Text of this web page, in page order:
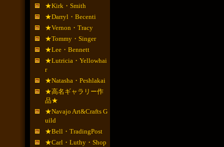
★Kirk・Smith
★Darryl・Becenti
★Vernon・Tracy
★Tommy・Singer
★Lee・Bennett
★Lutricia・Yellowhai
r
★Natasha・Peshlakai
★高名ギャラリー作
品★
★Navajo Art&Crafts G
uild
★Bell・TradingPost
★Carl・Luthy・Shop